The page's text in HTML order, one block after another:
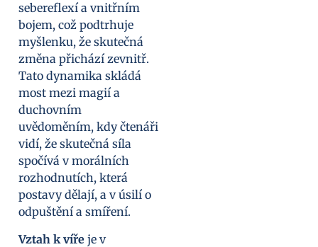
sebereflexí a vnitřním
bojem, což podtrhuje
myšlenku, že skutečná
změna přichází zevnitř.
Tato dynamika skládá
most mezi magií a
duchovním
uvědoměním, kdy čtenáři
vidí, že skutečná síla
spočívá v morálních
rozhodnutích, která
postavy dělají, a v úsilí o
odpuštění a smíření.
Vztah k víře je v